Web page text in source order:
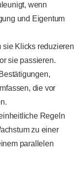
wenn
und Eigentum
sie Klicks reduzieren
sie passieren.
die vor
Regeln
zu einer
parallelen